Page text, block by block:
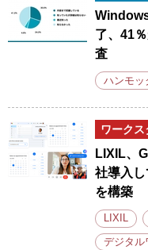
了、41
査
ハンモッ
ワークス
LIXIL、
社導入
を構築
LIXIL
デジタル